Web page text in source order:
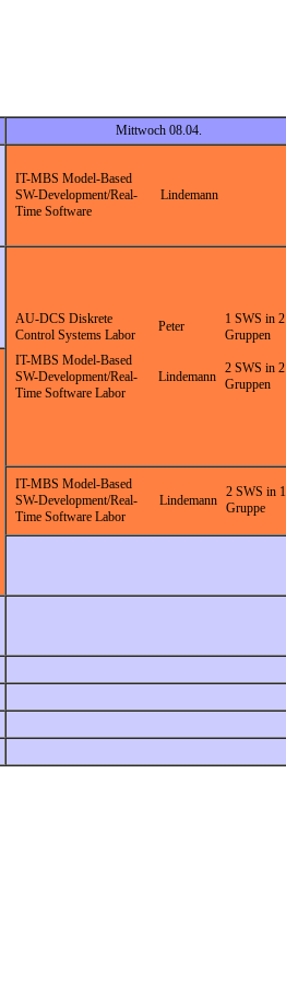
Mittwoch 08.04.
IT-MBS Model-Based
SW-Development/Real-
Time Software
Lindemann
AU-DCS Diskrete
Control Systems Labor
Peter
1 SWS in 2
Gruppen
IT-MBS Model-Based
SW-Development/Real-
Time Software Labor
Lindemann
2 SWS in 2
Gruppen
IT-MBS Model-Based
SW-Development/Real-
Time Software Labor
Lindemann
2 SWS in 1
Gruppe